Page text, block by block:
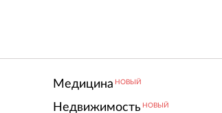
Медицина НОВЫЙ
Недвижимость НОВЫЙ